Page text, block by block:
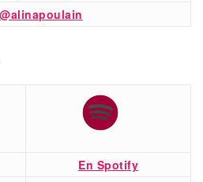
@alinapoulain
En Spotify